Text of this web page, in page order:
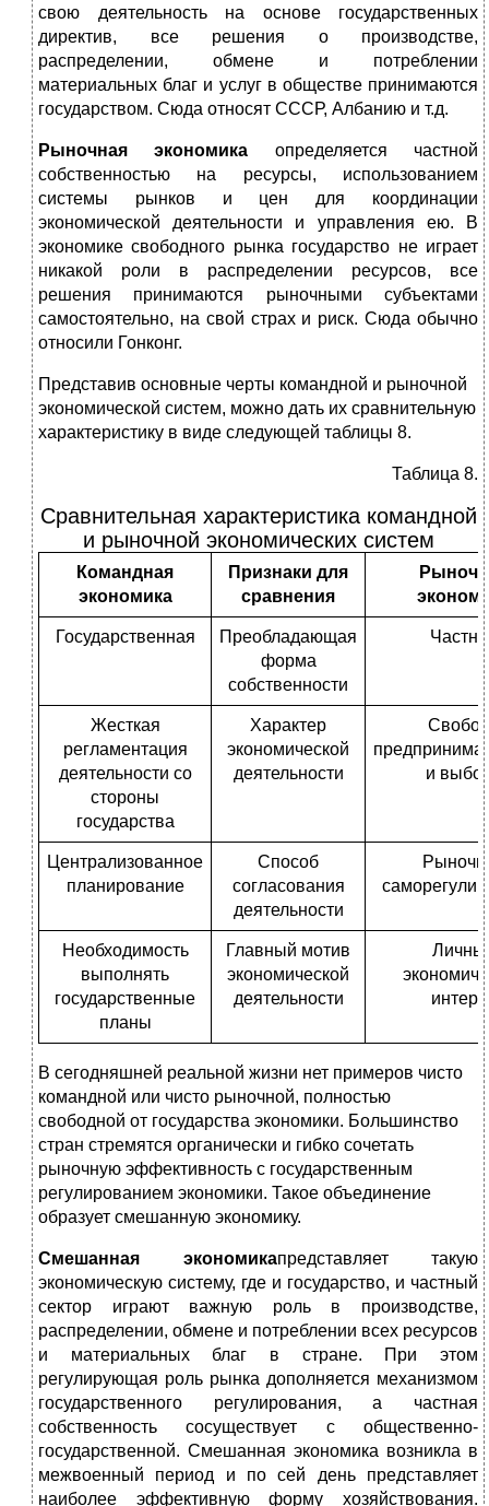
свою деятельность на основе государственных
директив, все решения о производстве,
распределении, обмене и потреблении
материальных благ и услуг в обществе принимаются
государством. Сюда относят СССР, Албанию и т.д.
Рыночная экономика определяется частной
собственностью на ресурсы, использованием
системы рынков и цен для координации
экономической деятельности и управления ею. В
экономике свободного рынка государство не играет
никакой роли в распределении ресурсов, все
решения принимаются рыночными субъектами
самостоятельно, на свой страх и риск. Сюда обычно
относили Гонконг.
Представив основные черты командной и рыночной
экономической систем, можно дать их сравнительную
характеристику в виде следующей таблицы 8.
Таблица 8.
Сравнительная характеристика командной
и рыночной экономических систем
Командная
экономика
Признаки для
сравнения
Государственная
Преобладающая
форма
собственности
Жесткая
регламентация
деятельности со
стороны
государства
Характер
экономической
деятельности
и
Централизованное
планирование
Способ
согласования
деятельности
Необходимость
выполнять
государственные
планы
Главный мотив
экономической
деятельности
В сегодняшней реальной жизни нет примеров чисто
командной или чисто рыночной, полностью
свободной от государства экономики. Большинство
стран стремятся органически и гибко сочетать
рыночную эффективность с государственным
регулированием экономики. Такое объединение
образует смешанную экономику.
Смешанная экономикапредставляет такую
экономическую систему, где и государство, и частный
сектор играют важную роль в производстве,
распределении, обмене и потреблении всех ресурсов
и материальных благ в стране. При этом
регулирующая роль рынка дополняется механизмом
государственного регулирования, а частная
собственность сосуществует с общественно-
государственной. Смешанная экономика возникла в
межвоенный период и по сей день представляет
наиболее эффективную форму хозяйствования.